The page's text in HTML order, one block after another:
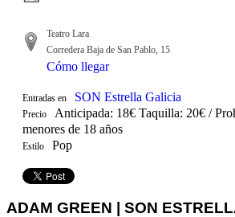
Teatro Lara
Corredera Baja de San Pablo, 15
Cómo llegar
Entradas en SON Estrella Galicia
Precio
Anticipada: 18€ Taquilla: 20€ /
menores de 18 años
Estilo Pop
ADAM GREEN | SON